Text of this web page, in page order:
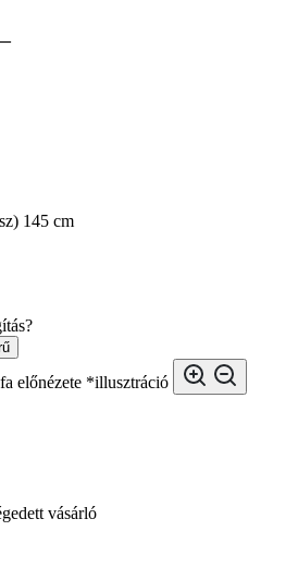
145 cm
*illusztráció
vásárló